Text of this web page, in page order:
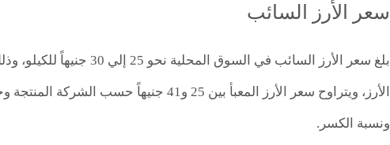
سعر الأرز السائب
بلغ سعر الأرز السائب في السوق المحلية
الأرز، ويتراوح سعر الأرز المعبأ بين 25 و41 جنيهاً حسب الشركة
ونسبة الكسر.